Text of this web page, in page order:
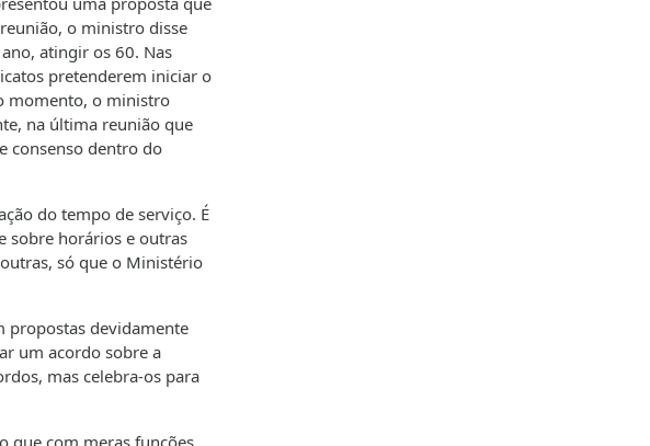
o ministro disse
atingir os 60. Nas
pretenderem iniciar o
momento, o ministro
na última reunião que
consenso dentro do
do tempo de serviço. É
sobre horários e outras
só que o Ministério
propostas devidamente
um acordo sobre a
mas celebra-os para